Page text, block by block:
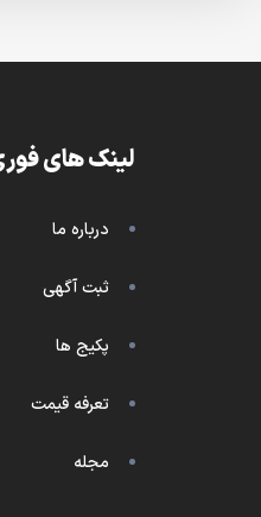
لینک های
درباره ما
ثبت آگهی
پکیج ها
تعرفه قیمت
مجله